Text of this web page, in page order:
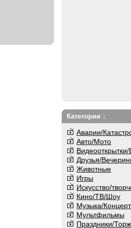
Категории ↓
Аварии/
Авто/Мото
Друзья/
Животные
Игры
Искусство/
Кино/ТВ/Шоу
Музыка/
Мультфильмы
Праздники/